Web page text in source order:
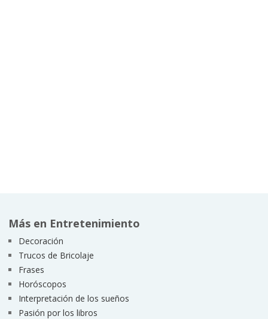
Más en Entretenimiento
Decoración
Trucos de Bricolaje
Frases
Horóscopos
Interpretación de los sueños
Pasión por los libros